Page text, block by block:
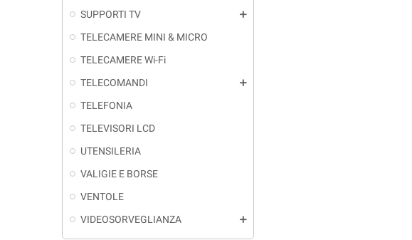
SUPPORTI TV add
TELECAMERE MINI & MICRO
TELECAMERE Wi-Fi
TELECOMANDI
add
TELEFONIA
TELEVISORI LCD
UTENSILERIA
VALIGIE E BORSE
VENTOLE
VIDEOSORVEGLIANZA
add